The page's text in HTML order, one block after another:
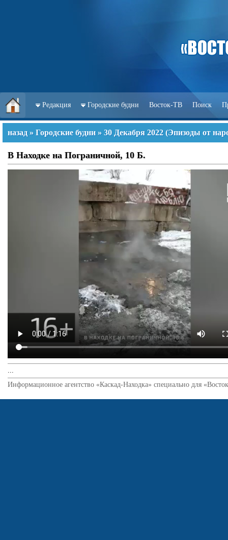
Редакция Городские будни Восток-ТВ Поиск
назад » Городские будни » 30 Декабря 2022 (Эпизоды от
В Находке на Пограничной, 10 Б.
...
Информационное агентство «Каскад-Находка» специально для